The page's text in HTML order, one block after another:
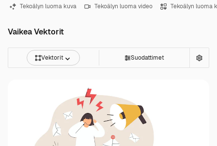
Tekoälyn luoma kuva Tekoälyn luoma video Tekoälyn luoma
Vaikea Vektorit
Vektorit Suodattimet